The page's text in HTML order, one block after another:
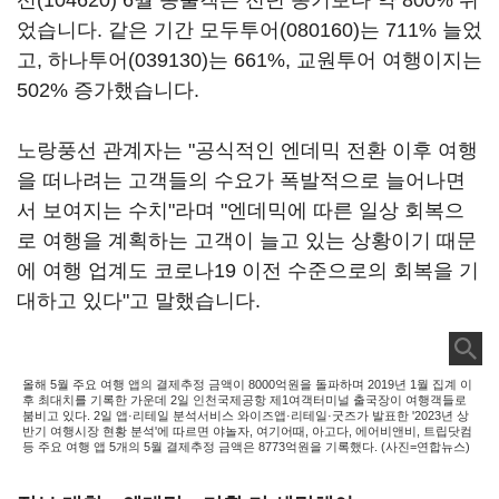
었습니다. 같은 기간 모두투어(080160)는 711% 늘었
고, 하나투어(039130)는 661%, 교원투어 여행이지는
502% 증가했습니다.
노랑풍선 관계자는 "공식적인 엔데믹 전환 이후 여행
을 떠나려는 고객들의 수요가 폭발적으로 늘어나면
서 보여지는 수치"라며 "엔데믹에 따른 일상 회복으
로 여행을 계획하는 고객이 늘고 있는 상황이기 때문
에 여행 업계도 코로나19 이전 수준으로의 회복을 기
대하고 있다"고 말했습니다.
올해 5월 주요 여행 앱의 결제추정 금액이 8000억원을 돌파하며 2019년 1월 집계 이
후 최대치를 기록한 가운데 2일 인천국제공항 제1여객터미널 출국장이 여행객들로
붐비고 있다. 2일 앱·리테일 분석서비스 와이즈앱·리테일·굿즈가 발표한 '2023년 상
반기 여행시장 현황 분석'에 따르면 야놀자, 여기어때, 아고다, 에어비앤비, 트립닷컴
등 주요 여행 앱 5개의 5월 결제추정 금액은 8773억원을 기록했다. (사진=연합뉴스)